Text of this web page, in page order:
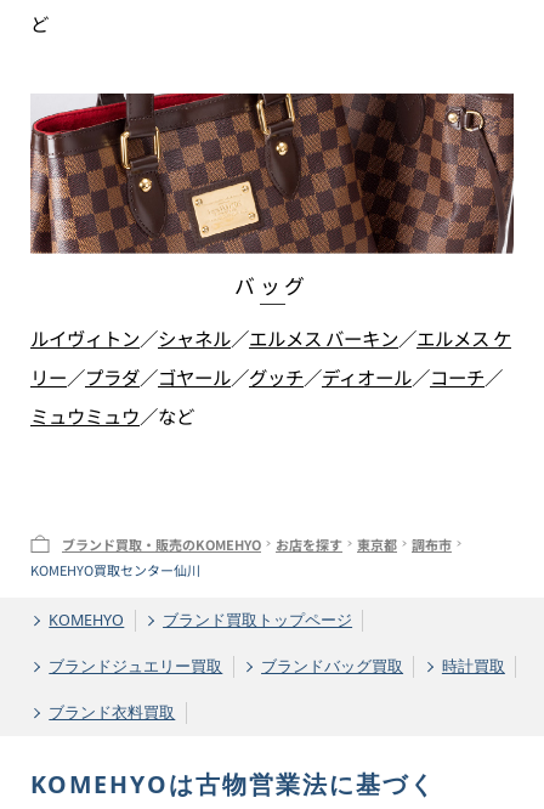
ど
バッグ
ルイヴィトン／シャネル／エルメス バーキン／エルメス ケ
リー／プラダ／ゴヤール／グッチ／ディオール／コーチ／
ミュウミュウ／など
ブランド買取・販売のKOMEHYO お店を探す 東京都
調布市
KOMEHYO買取センター仙川
KOMEHYO ブランド買取トップページ
ブランドジュエリー買取 ブランドバッグ買取 時計買取
ブランド衣料買取
KOMEHYOは古物営業法に基づく